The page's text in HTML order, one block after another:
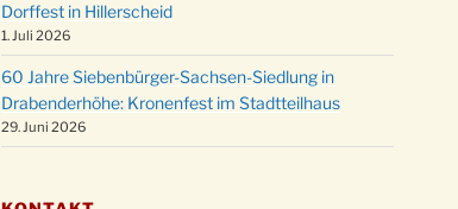
Dorffest in Hillerscheid
1. Juli 2026
60 Jahre Siebenbürger-Sachsen-Siedlung in
Drabenderhöhe: Kronenfest im Stadtteilhaus
29. Juni 2026